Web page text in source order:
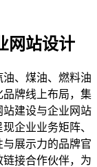
网站设计
、煤油、燃料油
牌线上布局，集
站建设与企业网站
企业业务矩阵、
展示力的品牌官
接合作伙伴，为